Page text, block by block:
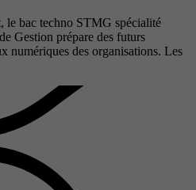
le bac techno STMG spécialité
Gestion prépare des futurs
numériques des organisations. Les